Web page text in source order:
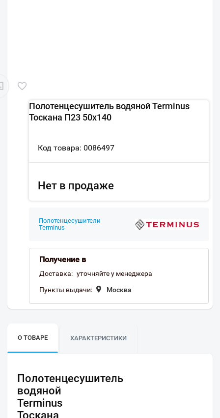
Полотенцесушитель водяной Terminus
Тоскана П23 50х140
Код товара: 0086497
Нет в продаже
Полотенцесушители
Terminus
Получение в
Доставка: уточняйте у менеджера
Пункты выдачи: Москва
О ТОВАРЕ ХАРАКТЕРИСТИКИ
Полотенцесушитель
водяной
Terminus
Тоскана